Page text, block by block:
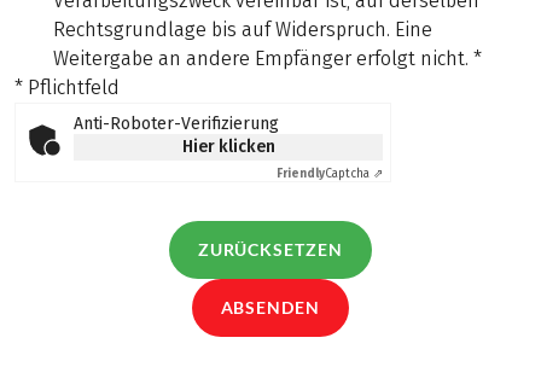
Rechtsgrundlage bis auf Widerspruch. Eine
Weitergabe an andere Empfänger erfolgt nicht. *
* Pflichtfeld
Anti-Roboter-Verifizierung
Hier klicken
FriendlyCaptcha ⇗
ZURÜCKSETZEN
ABSENDEN